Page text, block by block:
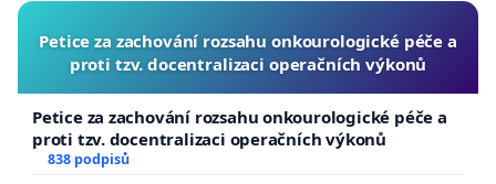
Petice za zachování rozsahu onkourologické péče a
proti tzv. docentralizaci operačních výkonů
Petice za zachování rozsahu onkourologické péče a
proti tzv. docentralizaci operačních výkonů
838 podpisů